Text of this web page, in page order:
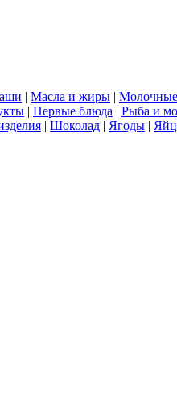
| Масла и жиры |
| Первые блюда | Рыба и
| Шоколад | Ягоды |